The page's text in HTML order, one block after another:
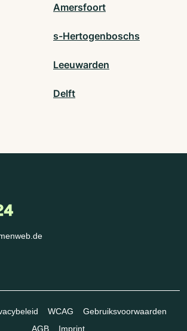
Amersfoort
s-Hertogenboschs
Leeuwarden
Delft
WCAG
Gebruiksvoorwaarden
AGB
Imprint